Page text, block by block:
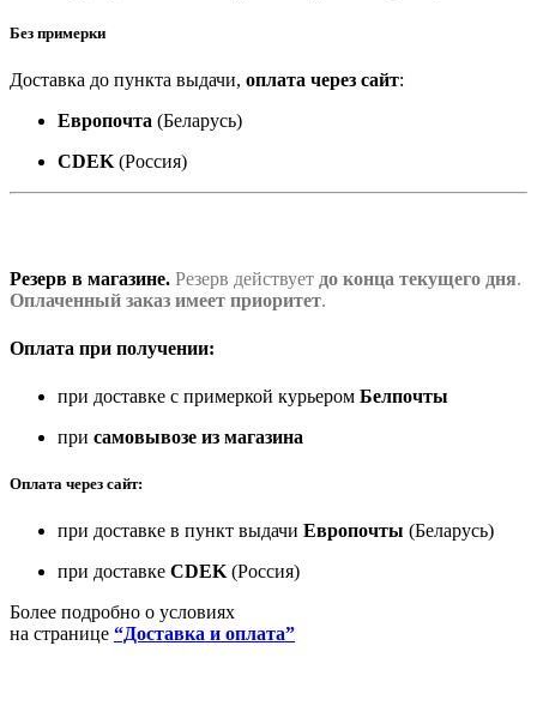
Без примерки
Доставка до пункта выдачи, оплата через сайт:
Европочта (Беларусь)
CDEK (Россия)
Резерв в магазине. Резерв действует до конца текущего дня.
Оплаченный заказ имеет приоритет.
Оплата при получении:
при доставке с примеркой курьером Белпочты
при самовывозе из магазина
Оплата через сайт:
при доставке в пункт выдачи Европочты (Беларусь)
при доставке CDEK (Россия)
Более подробно о условиях
на странице “Доставка и оплата”